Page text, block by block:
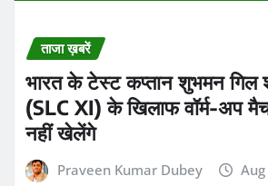
ताजा ख़बरें
भारत के टेस्ट कप्तान शुभमन गिल
(SLC XI) के खिलाफ वॉर्म-अप
नहीं खेलेंगे
Praveen Kumar Dubey